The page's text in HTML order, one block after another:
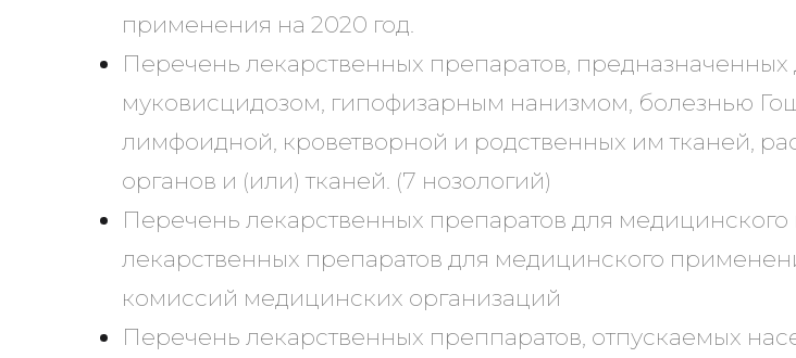
применения на 2020 год.
Перечень лекарственных препаратов,
муковисцидозом, гипофизарным нанизмом, болезнью
лимфоидной, кроветворной и родственных им тканей,
органов и (или) тканей. (7 нозологий)
Перечень лекарственных препаратов для
лекарственных препаратов для медицинского
комиссий медицинских организаций
Перечень лекарственных преппаратов, отпускаемых